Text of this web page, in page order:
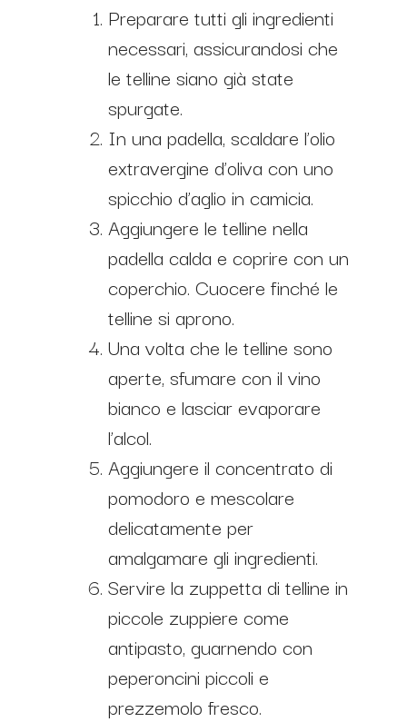
Preparare tutti gli ingredienti
necessari, assicurandosi che
le telline siano già state
spurgate.
In una padella, scaldare l’olio
extravergine d’oliva con uno
spicchio d’aglio in camicia.
Aggiungere le telline nella
padella calda e coprire con un
coperchio. Cuocere finché le
telline si aprono.
Una volta che le telline sono
aperte, sfumare con il vino
bianco e lasciar evaporare
l’alcol.
Aggiungere il concentrato di
pomodoro e mescolare
delicatamente per
amalgamare gli ingredienti.
Servire la zuppetta di telline in
piccole zuppiere come
antipasto, guarnendo con
peperoncini piccoli e
prezzemolo fresco.